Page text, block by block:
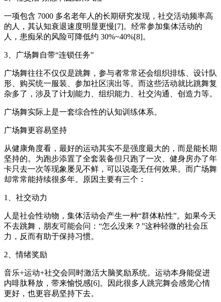
一项包含 7000 多名老年人的长期研究发现，社交活动频率高
的人，其认知衰退速度明显更慢[7]。经常参加集体活动的
人，患痴呆的风险可降低约 30%~40%[8]。
3、广场舞自带“连锁任务”
广场舞往往不仅仅是跳舞，参与者常常还会组织排练、设计队
形、购买统一服装、参加社区演出等。而这些活动就比跳舞复
杂多了，涉及了计划能力、组织能力、社交沟通、创造力等。
广场舞实际上是一套综合性的认知训练体系。
广场舞更容易坚持
从健康角度看，最好的运动其实不是强度最大的，而是能长期
坚持的。为跑步添置了全套装备但只跑了一次、健身房办了年
卡只去一次等现象屡见不鲜，可以说毫无任何效果。而广场舞
却常常能持续很多年。原因主要有三个：
1、社交动力
人是社会性动物，集体活动会产生一种“群体粘性”。如果今天
不去跳舞，朋友可能会问：“怎么没来？”这种轻微的社会压
力，反而有助于保持习惯。
2、情绪奖励
音乐+运动+社交会同时激活大脑奖励系统。运动本身能促进
内啡肽释放，带来愉悦感[6]。因此很多人跳完舞会感觉心情
更好，也更容易坚持下去。